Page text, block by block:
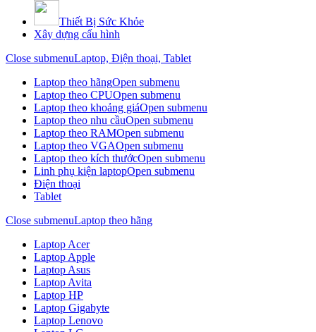
Thiết Bị Sức Khỏe
Xây dựng cấu hình
Close submenuLaptop, Điện thoại, Tablet
Laptop theo hãngOpen submenu
Laptop theo CPUOpen submenu
Laptop theo khoảng giáOpen submenu
Laptop theo nhu cầuOpen submenu
Laptop theo RAMOpen submenu
Laptop theo VGAOpen submenu
Laptop theo kích thướcOpen submenu
Linh phụ kiện laptopOpen submenu
Điện thoại
Tablet
Close submenuLaptop theo hãng
Laptop Acer
Laptop Apple
Laptop Asus
Laptop Avita
Laptop HP
Laptop Gigabyte
Laptop Lenovo